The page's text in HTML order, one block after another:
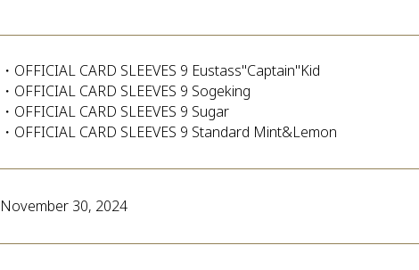
・OFFICIAL CARD SLEEVES 9 Eustass"Captain"Kid
・OFFICIAL CARD SLEEVES 9 Sogeking
・OFFICIAL CARD SLEEVES 9 Sugar
・OFFICIAL CARD SLEEVES 9 Standard Mint&Lemon
November 30, 2024